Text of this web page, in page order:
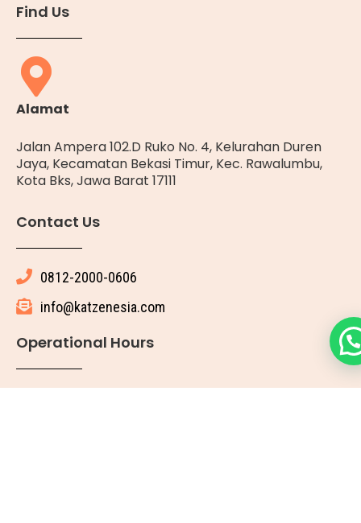
Find Us
Alamat
Jalan Ampera 102.D Ruko No. 4, Kelurahan Duren
Jaya, Kecamatan Bekasi Timur, Kec. Rawalumbu,
Kota Bks, Jawa Barat 17111
Contact Us
0812-2000-0606
info@katzenesia.com
Operational Hours